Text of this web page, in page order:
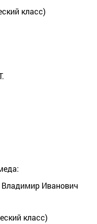
класс)
Иванович
класс)